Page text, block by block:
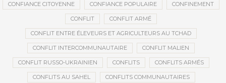
CONFIANCE CITOYENNE CONFIANCE POPULAIRE CONFINEMENT
CONFLIT CONFLIT ARMÉ
CONFLIT ENTRE ÉLEVEURS ET AGRICULTEURS AU TCHAD
CONFLIT INTERCOMMUNAUTAIRE CONFLIT MALIEN
CONFLIT RUSSO-UKRAINIEN CONFLITS CONFLITS ARMÉS
CONFLITS AU SAHEL CONFLITS COMMUNAUTAIRES